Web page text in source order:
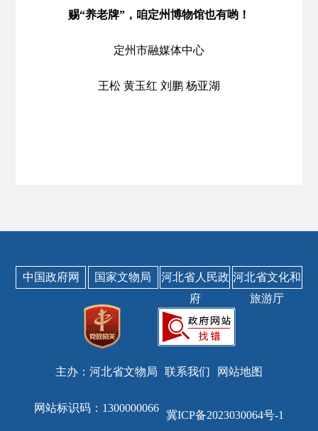
赐“养老牌”，咱定州博物馆也有哟！
定州市融媒体中心
王松 黄玉红 刘鹏 杨亚湖
中国政府网 国家文物局
河北省人民政
府
河北省文化和
旅游厅
主办：河北省文物局 联系我们 网站地图
网站标识码：1300000066
冀ICP备2023030064号-1